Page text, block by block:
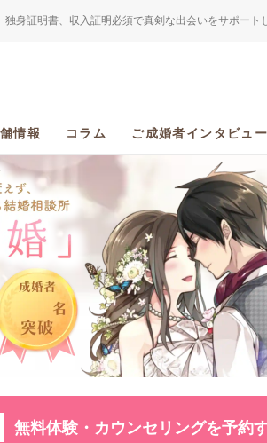
身証明書、収入証明必須で真剣な出会いをサポート
情報 コラム ご成婚者インタビュー
無料体験・カウンセリングを予約